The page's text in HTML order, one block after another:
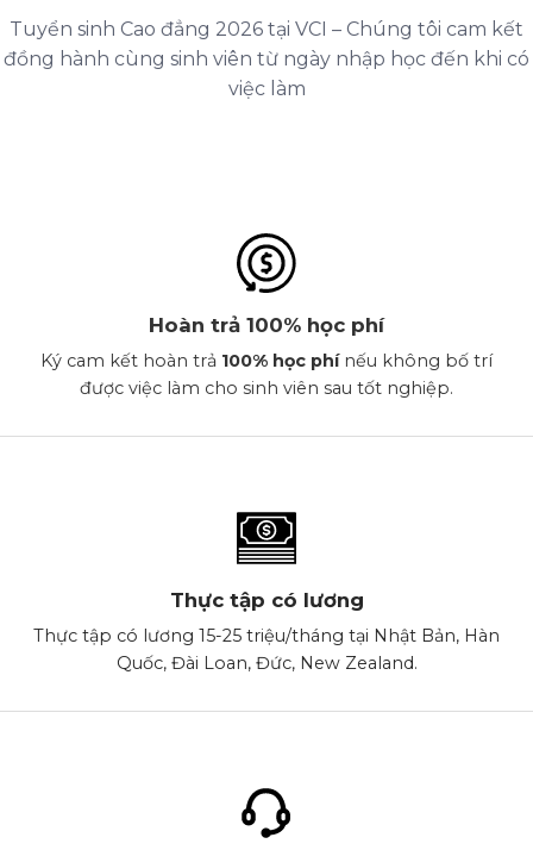
Tuyển sinh Cao đẳng 2026 tại VCI – Chúng tôi cam kết
đồng hành cùng sinh viên từ ngày nhập học đến khi có
việc làm
Hoàn trả 100% học phí
Ký cam kết hoàn trả 100% học phínếu không bố trí
được việc làm cho sinh viên sau tốt nghiệp.
Thực tập có lương
Thực tập có lương 15-25 triệu/tháng tại Nhật Bản, Hàn
Quốc, Đài Loan, Đức, New Zealand.